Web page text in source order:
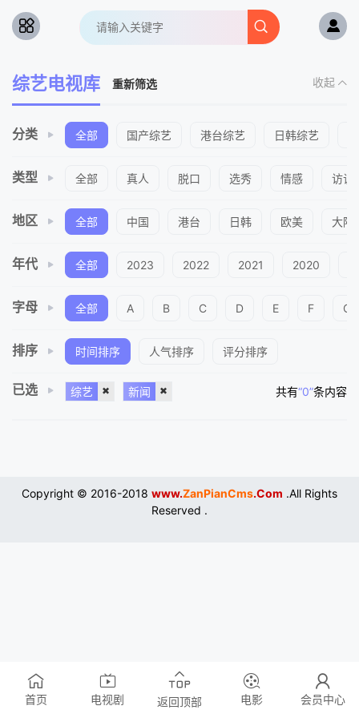
综艺电视库 重新筛选 收起
分类 全部 国产综艺 港台综艺 日韩综艺
类型 全部 真人 脱口 选秀 情感 访谈
地区 全部 中国 港台 日韩 欧美 大陆
年代 全部 2023 2022 2021 2020
字母 全部 A B C D E F G
排序 时间排序 人气排序 评分排序
已选 综艺 新闻 共有“0”条内容
Copyright © 2016-2018 www.ZanPianCms.Com .All Rights
Reserved .
首页 电视剧 返回顶部 电影 会员中心